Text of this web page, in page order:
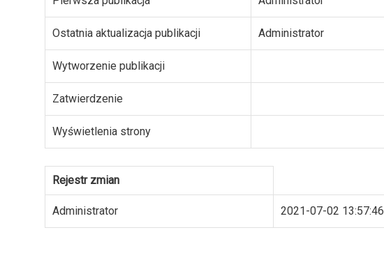
Ostatnia aktualizacja publikacji Administrator
Wytworzenie publikacji
Zatwierdzenie
Wyświetlenia strony
Rejestr zmian
Administrator 2021-07-02 13:57:46